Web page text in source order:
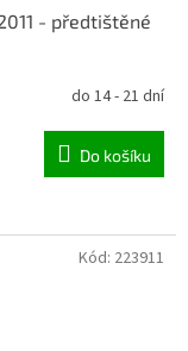
- předtištěné
do 14 - 21 dní
Do košíku
Kód: 223911